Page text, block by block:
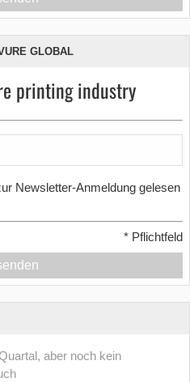
GLOBAL
printing industry
Newsletter-Anmeldung gelesen
* Pflichtfeld
aber noch kein